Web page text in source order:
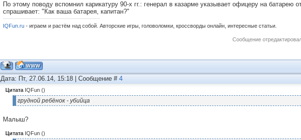
По этому поводу вспомнил карикатуру 90-х гг.: генерал в казарме указывает офицеру на батарею
спрашивает: "Как ваша батарея, капитан?"
IQFun.ru - играем и растём над собой. Авторские игры, головоломки, кроссворды онлайн, интересные статьи.
Сообщение
Дата: Пт, 27.06.14, 15:18 | Сообщение # 4
Цитата IQFun ()
грудной ребёнок - убийца
Малыш?
Цитата IQFun ()